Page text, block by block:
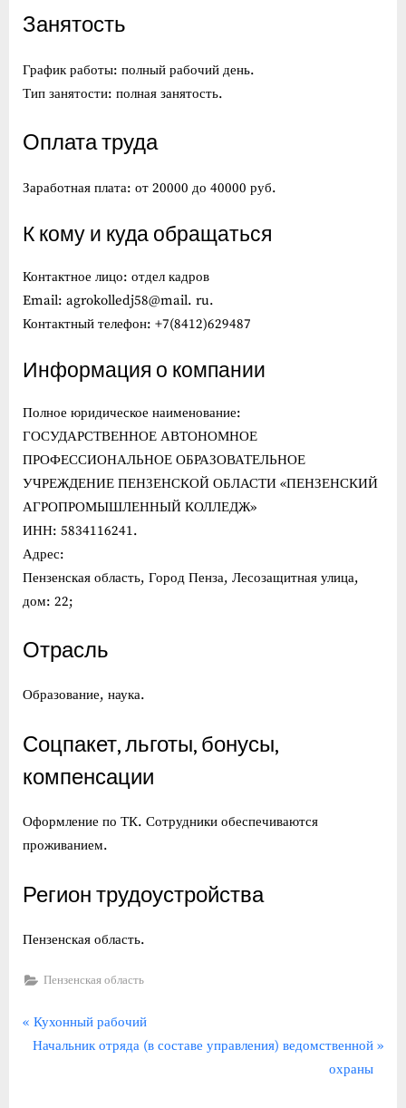
Занятость
График работы: полный рабочий день.
Тип занятости: полная занятость.
Оплата труда
Заработная плата: от 20000 до 40000 руб.
К кому и куда обращаться
Контактное лицо: отдел кадров
Email: agrokolledj58@mail. ru.
Контактный телефон: +7(8412)629487
Информация о компании
Полное юридическое наименование:
ГОСУДАРСТВЕННОЕ АВТОНОМНОЕ
ПРОФЕССИОНАЛЬНОЕ ОБРАЗОВАТЕЛЬНОЕ
УЧРЕЖДЕНИЕ ПЕНЗЕНСКОЙ ОБЛАСТИ «ПЕНЗЕНСКИЙ
АГРОПРОМЫШЛЕННЫЙ КОЛЛЕДЖ»
ИНН: 5834116241.
Адрес:
Пензенская область, Город Пенза, Лесозащитная улица,
дом: 22;
Отрасль
Образование, наука.
Соцпакет, льготы, бонусы,
компенсации
Оформление по ТК. Сотрудники обеспечиваются
проживанием.
Регион трудоустройства
Пензенская область.
Пензенская область
Навигация
по
П
р
Кухонный рабочий
С
Начальник отряда (в составе управления) ведомственной
охраны